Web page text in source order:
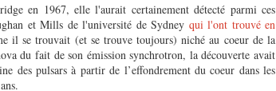
en 1967, elle l'aurait certainement détecté parmi ces
et Mills de l'université de Sydney qui l'ont trouvé en
il se trouvait (et se trouve toujours) niché au coeur de la
du fait de son émission synchrotron, la découverte avait
des pulsars à partir de l’effondrement du coeur dans les